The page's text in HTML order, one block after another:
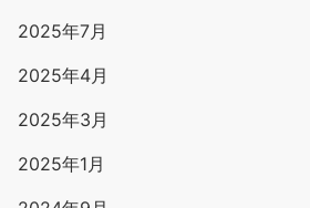
2025年7月
2025年4月
2025年3月
2025年1月